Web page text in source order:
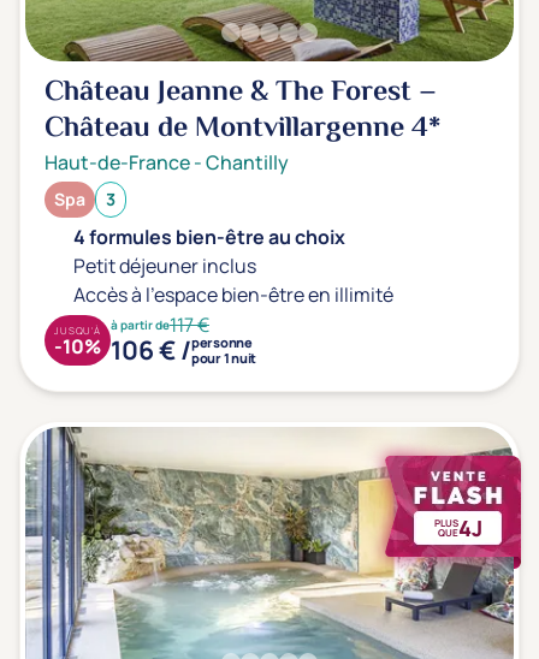
Château Jeanne & The Forest –
Château de Montvillargenne4*
Haut-de-France-Chantilly
Spa 3
4 formules bien-être au choix
Petit déjeuner inclus
Accès à l'espace bien-être en illimité
à partir de117 €
106 € /personne
pour 1 nuit
JUSQU'À
-10%
PLUS
QUE4J